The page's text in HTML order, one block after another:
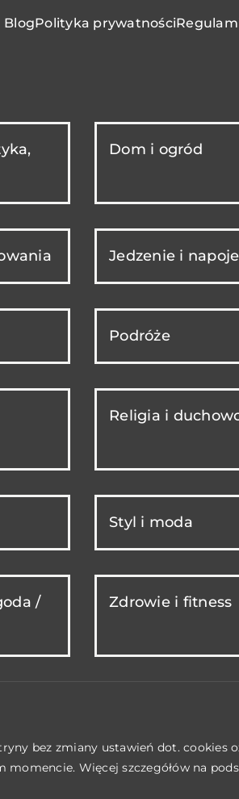
BlogPolityka prywatności
Dom i ogród
Jedzenie i napoje
Podróże
Religia i
Styl i moda
/
Zdrowie i fitness
bez zmiany ustawień dot. cookies
Więcej szczegółów na